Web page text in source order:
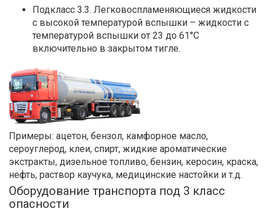
Подкласс 3.3. Легковоспламеняющиеся жидкости
с высокой температурой вспышки – жидкости с
температурой вспышки от 23 до 61°С
включительно в закрытом тигле.
Примеры: ацетон, бензол, камфорное масло,
сероуглерод, клеи, спирт, жидкие ароматические
экстракты, дизельное топливо, бензин, керосин, краска,
нефть, раствор каучука, медицинские настойки и т.д.
Оборудование транспорта под 3 класс
опасности